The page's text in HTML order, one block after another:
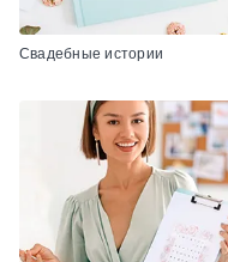
Свадебные истории